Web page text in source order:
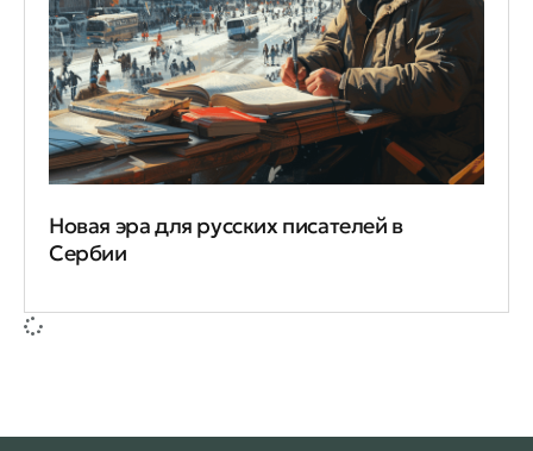
Новая эра для русских писателей в
Сербии